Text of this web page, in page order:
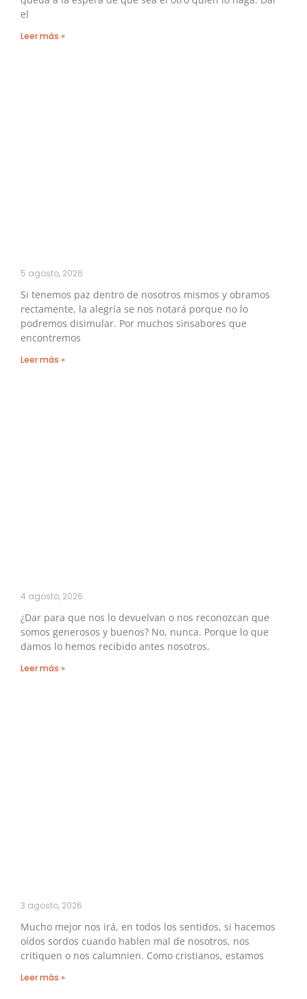
el
Leer más »
5 agosto, 2026
Si tenemos paz dentro de nosotros mismos y obramos
rectamente, la alegría se nos notará porque no lo
podremos disimular. Por muchos sinsabores que
encontremos
Leer más »
4 agosto, 2026
¿Dar para que nos lo devuelvan o nos reconozcan que
somos generosos y buenos? No, nunca. Porque lo que
damos lo hemos recibido antes nosotros.
Leer más »
3 agosto, 2026
Mucho mejor nos irá, en todos los sentidos, si hacemos
oídos sordos cuando hablen mal de nosotros, nos
critiquen o nos calumnien. Como cristianos, estamos
Leer más »